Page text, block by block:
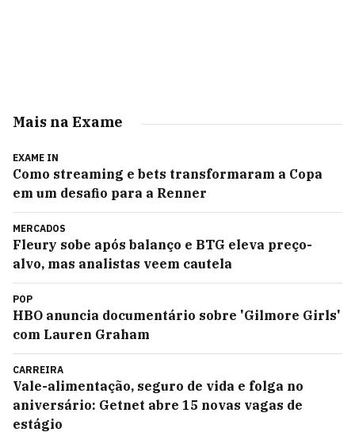
Mais na Exame
EXAME IN
Como streaming e bets transformaram a Copa
em um desafio para a Renner
MERCADOS
Fleury sobe após balanço e BTG eleva preço-
alvo, mas analistas veem cautela
POP
HBO anuncia documentário sobre 'Gilmore Girls'
com Lauren Graham
CARREIRA
Vale-alimentação, seguro de vida e folga no
aniversário: Getnet abre 15 novas vagas de
estágio